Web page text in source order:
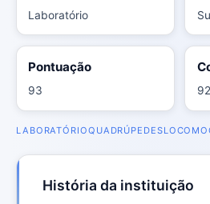
Laboratório
Pontuação
93 92
LABORATÓRIOQUADRÚPEDES
História da instituição